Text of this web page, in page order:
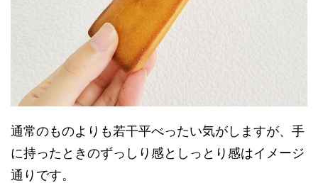
通常のものよりも若干平べったい気がしますが、手
に持ったときのずっしり感としっとり感はイメージ
通りです。